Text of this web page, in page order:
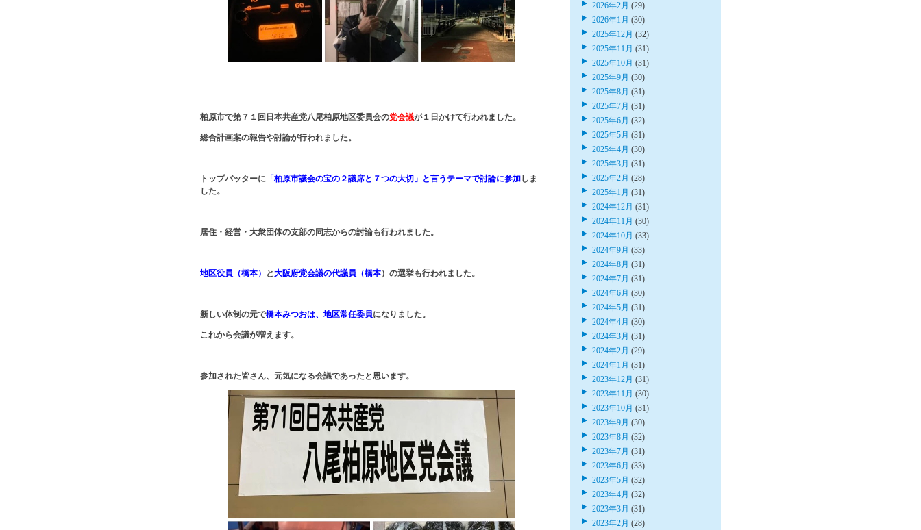
柏原市で第７１回日本共産党八尾柏原地区委員会の党会議が１日かけて行われました。
総合計画案の報告や討論が行われました。
トップバッターに 「柏原市議会の宝の２議席と７つの大切」と言うテーマで討論に参加しま
した。
居住・経営・大衆団体の支部の同志からの討論も行われました。
地区役員（橋本） と大阪府党会議の代議員（橋本）の選挙も行われました。
新しい体制の元で橋本みつおは、地区常任委員になりました。
これから会議が増えます。
参加された皆さん、元気になる会議であったと思います。
2026年2月 (29)
2026年1月 (30)
2025年12月 (32)
2025年11月 (31)
2025年10月 (31)
2025年9月 (30)
2025年8月 (31)
2025年7月 (31)
2025年6月 (32)
2025年5月 (31)
2025年4月 (30)
2025年3月 (31)
2025年2月 (28)
2025年1月 (31)
2024年12月 (31)
2024年11月 (30)
2024年10月 (33)
2024年9月 (33)
2024年8月 (31)
2024年7月 (31)
2024年6月 (30)
2024年5月 (31)
2024年4月 (30)
2024年3月 (31)
2024年2月 (29)
2024年1月 (31)
2023年12月 (31)
2023年11月 (30)
2023年10月 (31)
2023年9月 (30)
2023年8月 (32)
2023年7月 (31)
2023年6月 (33)
2023年5月 (32)
2023年4月 (32)
2023年3月 (31)
2023年2月 (28)